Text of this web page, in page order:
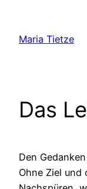
springen
Maria Tietze
Das
Den
Ohne Ziel und